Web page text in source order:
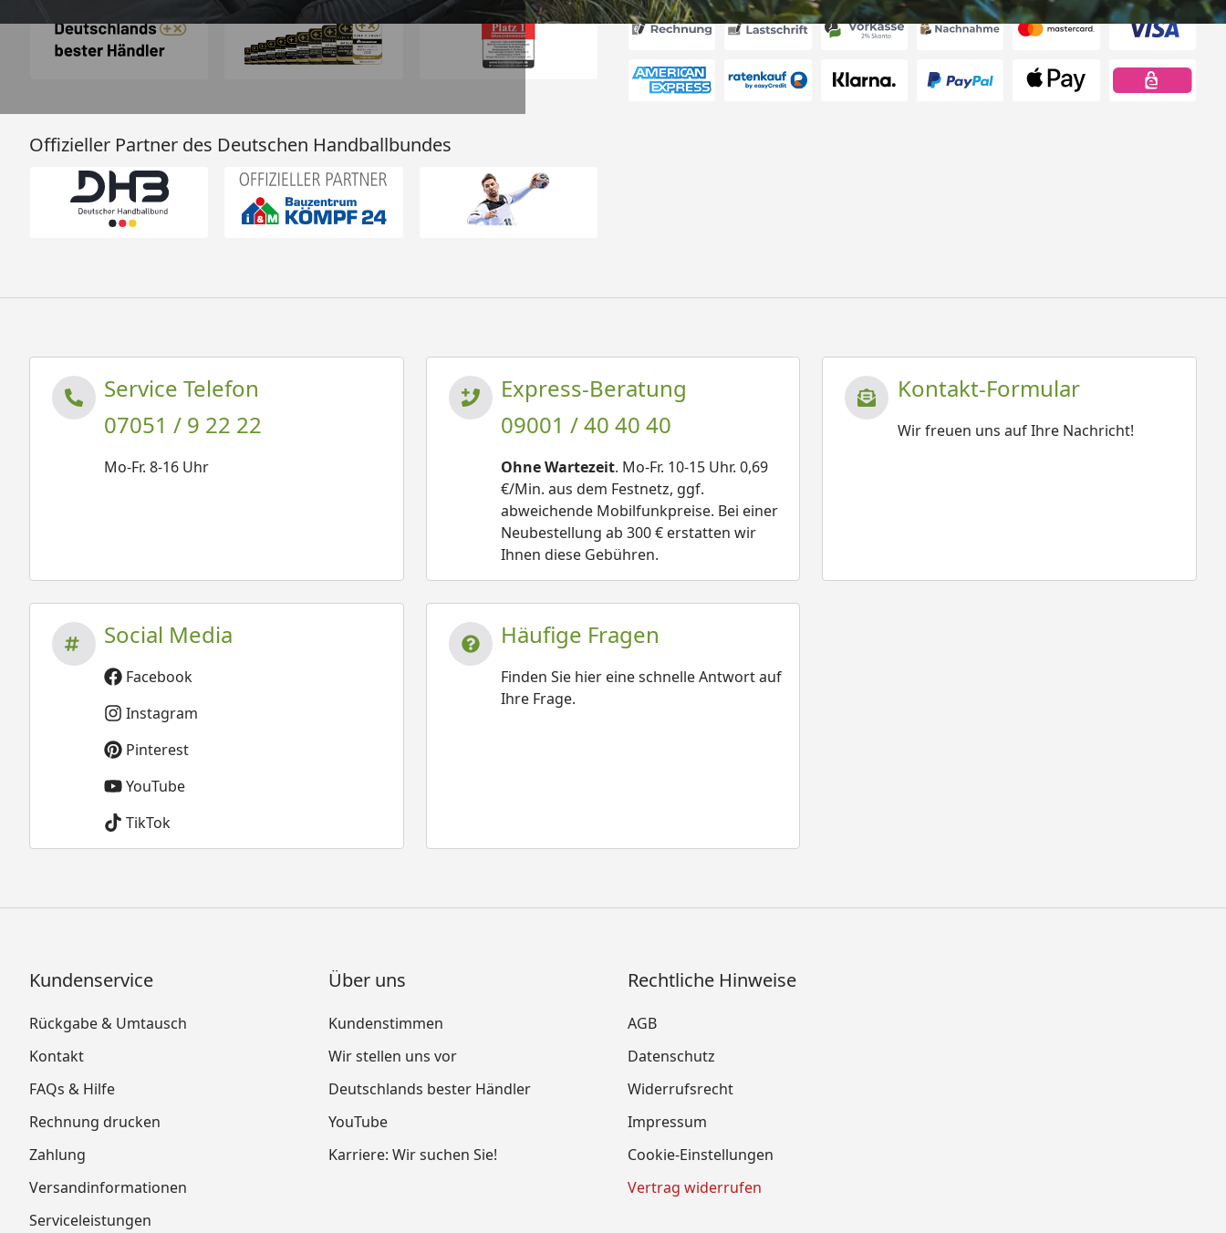
Offizieller Partner des Deutschen Handballbundes
Service Telefon
07051 / 9 22 22
Mo-Fr. 8-16 Uhr
Express-Beratung
09001 / 40 40 40
Ohne Wartezeit. Mo-Fr. 10-15 Uhr. 0,69
€/Min. aus dem Festnetz, ggf.
abweichende Mobilfunkpreise. Bei einer
Neubestellung ab 300 € erstatten wir
Ihnen diese Gebühren.
Kontakt-Formular
Wir freuen uns auf Ihre Nachricht!
Social Media
Facebook
Instagram
Pinterest
YouTube
TikTok
Häufige Fragen
Finden Sie hier eine schnelle Antwort auf
Ihre Frage.
Kundenservice
Rückgabe & Umtausch
Kontakt
FAQs & Hilfe
Rechnung drucken
Zahlung
Versandinformationen
Serviceleistungen
Über uns
Kundenstimmen
Wir stellen uns vor
Deutschlands bester Händler
YouTube
Karriere: Wir suchen Sie!
Rechtliche Hinweise
AGB
Datenschutz
Widerrufsrecht
Impressum
Cookie-Einstellungen
Vertrag widerrufen